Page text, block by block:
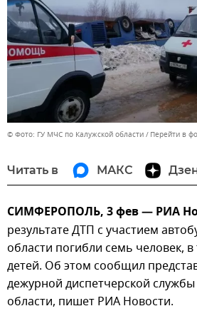
© Фото: ГУ МЧС по Калужской области Перейти в
Читать в МАКС
СИМФЕРОПОЛЬ, 3 фев — РИА
результате ДТП с участием
области погибли семь человек,
детей. Об этом сообщил
дежурной диспетчерской
области, пишет РИА Новости.